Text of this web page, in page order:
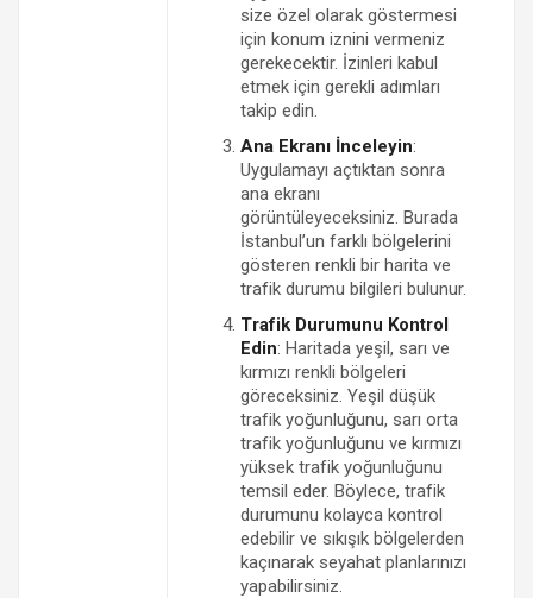
size özel olarak göstermesi
için konum iznini vermeniz
gerekecektir. İzinleri kabul
etmek için gerekli adımları
takip edin.
Ana Ekranı İnceleyin:
Uygulamayı açtıktan sonra
ana ekranı
görüntüleyeceksiniz. Burada
İstanbul’un farklı bölgelerini
gösteren renkli bir harita ve
trafik durumu bilgileri bulunur.
Trafik Durumunu Kontrol
Edin: Haritada yeşil, sarı ve
kırmızı renkli bölgeleri
göreceksiniz. Yeşil düşük
trafik yoğunluğunu, sarı orta
trafik yoğunluğunu ve kırmızı
yüksek trafik yoğunluğunu
temsil eder. Böylece, trafik
durumunu kolayca kontrol
edebilir ve sıkışık bölgelerden
kaçınarak seyahat planlarınızı
yapabilirsiniz.